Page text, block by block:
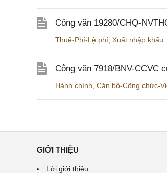
Công văn 19280/CHQ-
Thuế-Phí-Lệ phí Xuất nhập khẩu
Công văn 7918/BNV-CCVC
Hành chính Cán bộ-Công chức-
GIỚI THIỆU
Lời giới thiệu